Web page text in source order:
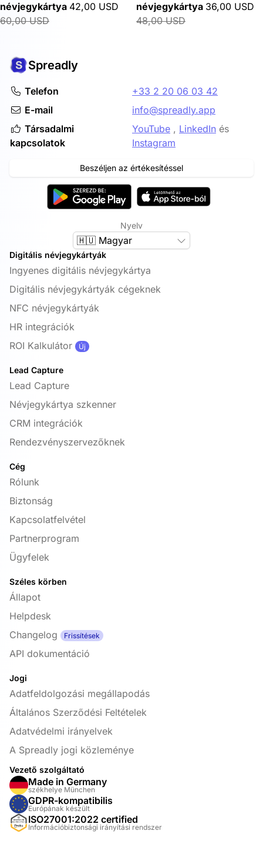
névjegykártya 42,00 USD
60,00 USD
névjegykártya 36,00 USD
48,00 USD
Spreadly
Telefon
+33 2 20 06 03 42
E-mail
info@spreadly.app
Társadalmi
kapcsolatok
YouTube , LinkedIn és
Instagram
Beszéljen az értékesítéssel
Nyelv
🇭🇺 Magyar
Digitális névjegykártyák
Ingyenes digitális névjegykártya
Digitális névjegykártyák cégeknek
NFC névjegykártyák
HR integrációk
ROI Kalkulátor
Új
Lead Capture
Lead Capture
Névjegykártya szkenner
CRM integrációk
Rendezvényszervezőknek
Cég
Rólunk
Biztonság
Kapcsolatfelvétel
Partnerprogram
Ügyfelek
Széles körben
Állapot
Helpdesk
Changelog
Frissítések
API dokumentáció
Jogi
Adatfeldolgozási megállapodás
Általános Szerződési Feltételek
Adatvédelmi irányelvek
A Spreadly jogi közleménye
Vezető szolgáltató
Made in Germany
székhelye München
GDPR-kompatibilis
Európának készült
ISO27001:2022 certified
Információbiztonsági irányítási rendszer